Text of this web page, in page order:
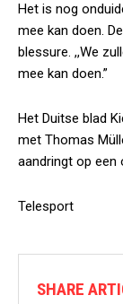
Het is nog
mee kan doen.
blessure. ,,We
mee kan doen.”
Het Duitse blad
met Thomas
aandringt op een
Telesport
SHARE